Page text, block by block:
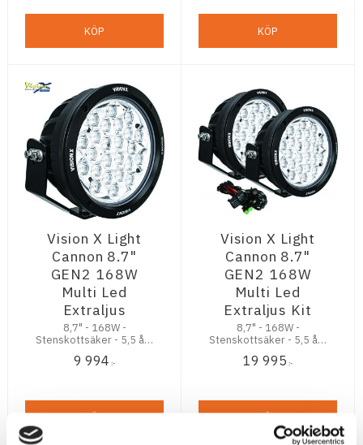
KÖP KÖP
Vision X Light
Cannon 8.7"
GEN2 168W
Multi Led
Extraljus
8,7" - 168W -
Stenskottsäker - 5,5 års
9 994 :-
KÖP
Vision X Light
Cannon 8.7"
GEN2 168W
Multi Led
Extraljus Kit
8,7" - 168W -
Stenskottsäker - 5,5 års
19 995 :-
KÖP